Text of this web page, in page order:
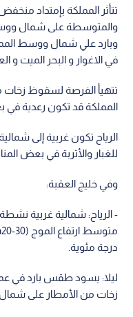
تتأثر المملكة بإمتداد
والمتوسطة على شمال
وبارد علي شمال ووسط
في الاغوار و البحر الميت و
تتهيأ الفرصة لسقوظ
المملكة قد تكون رعدية
الرياح تكون غربية إلى
للغبار والأتربة في بعض
وفي خليج العقبة:
- الرياح: شمالية غربية نشطة
درجة مئوية.
ليلا: يسود طقس بارد في
زخات من الأمطار على